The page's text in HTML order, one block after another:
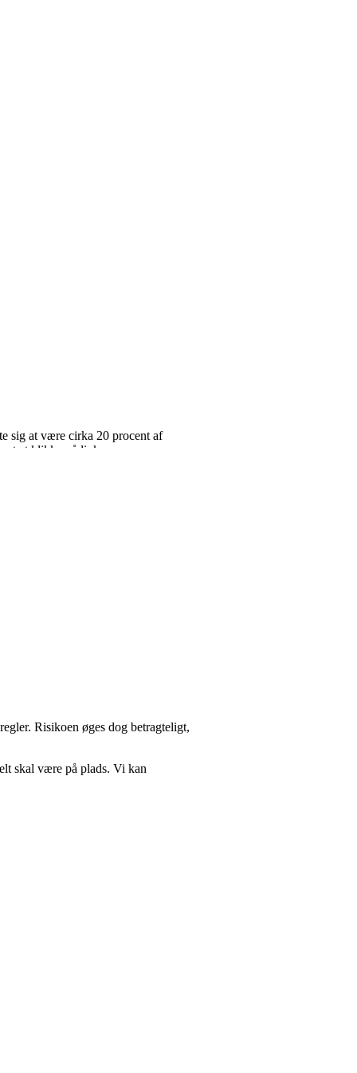
Software konkludere, da de
”Aitport_Free_WiFi_AENA”, og
der i disse tilfælde stod bag
og adgangskoder – for den slags
mail og Google, mens de var logget
at cirka en tredjedel af de 1.200
til private gøremål.
10 arbejdsrelaterede opgaver i den
på et offentligt netværk.
nøgler rundt omkring på
sig at være cirka 20 procent af
at klikke på links.
undersøgelse viste nemlig, at
bekræfter os nemlig i, at der ikke er
er, at man har og ikke mindst følger
Risikoen øges dog betragteligt,
skal være på plads. Vi kan